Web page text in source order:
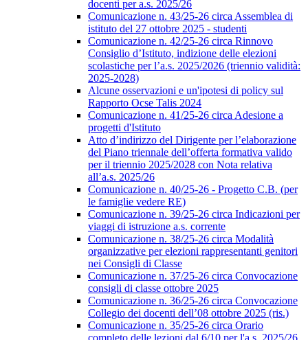
docenti per a.s. 2025/26
Comunicazione n. 43/25-26 circa Assemblea di
istituto del 27 ottobre 2025 - studenti
Comunicazione n. 42/25-26 circa Rinnovo
Consiglio d’Istituto, indizione delle elezioni
scolastiche per l’a.s. 2025/2026 (triennio validità:
2025-2028)
Alcune osservazioni e un'ipotesi di policy sul
Rapporto Ocse Talis 2024
Comunicazione n. 41/25-26 circa Adesione a
progetti d'Istituto
Atto d’indirizzo del Dirigente per l’elaborazione
del Piano triennale dell’offerta formativa valido
per il triennio 2025/2028 con Nota relativa
all’a.s. 2025/26
Comunicazione n. 40/25-26 - Progetto C.B. (per
le famiglie vedere RE)
Comunicazione n. 39/25-26 circa Indicazioni per
viaggi di istruzione a.s. corrente
Comunicazione n. 38/25-26 circa Modalità
organizzative per elezioni rappresentanti genitori
nei Consigli di Classe
Comunicazione n. 37/25-26 circa Convocazione
consigli di classe ottobre 2025
Comunicazione n. 36/25-26 circa Convocazione
Collegio dei docenti dell’08 ottobre 2025 (ris.)
Comunicazione n. 35/25-26 circa Orario